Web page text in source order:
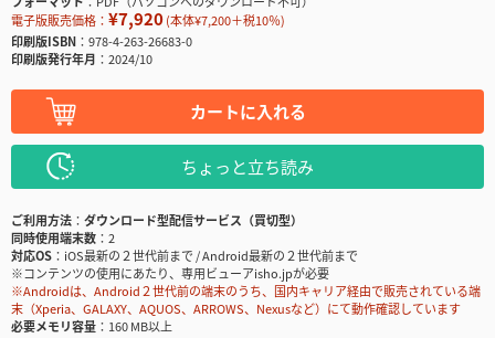
電子版販売価格： ¥7,920(本体¥7,200＋税10％)
印刷版ISBN
978-4-263-26683-0
印刷版発行年月
2024/10
カートに入れる
ちょっと立ち読み
ご利用方法
ダウンロード型配信サービス（買切型）
同時使用端末数
2
対応OS
iOS最新の２世代前まで / Android最新の２世代前まで
※コンテンツの使用にあたり、専用ビューアisho.jpが必要
※Androidは、Android２世代前の端末のうち、国内キャリア経由で販売されている端
末（Xperia、GALAXY、AQUOS、ARROWS、Nexusなど）にて動作確認しています
必要メモリ容量
160 MB以上